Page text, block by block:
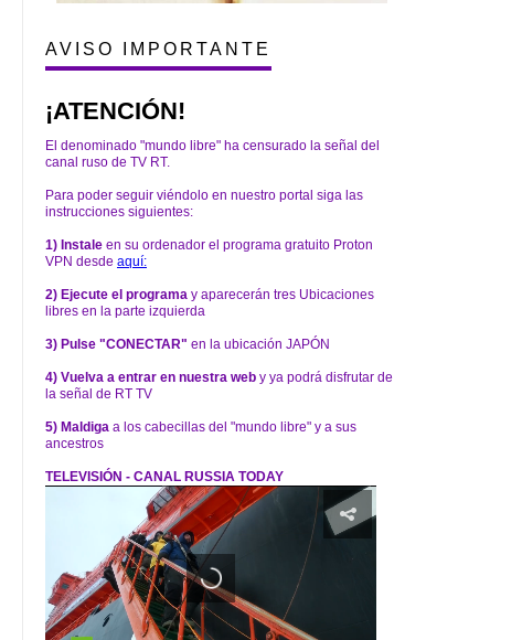
AVISO IMPORTANTE
¡ATENCIÓN!
El denominado "mundo libre" ha censurado la señal del
canal ruso de TV RT.
Para poder seguir viéndolo en nuestro portal siga las
instrucciones siguientes:
1) Instale en su ordenador el programa gratuito Proton
VPN desde aquí:
2) Ejecute el programa y aparecerán tres Ubicaciones
libres en la parte izquierda
3) Pulse "CONECTAR" en la ubicación JAPÓN
4) Vuelva a entrar en nuestra web y ya podrá disfrutar de
la señal de RT TV
5) Maldiga a los cabecillas del "mundo libre" y a sus
ancestros
TELEVISIÓN - CANAL RUSSIA TODAY